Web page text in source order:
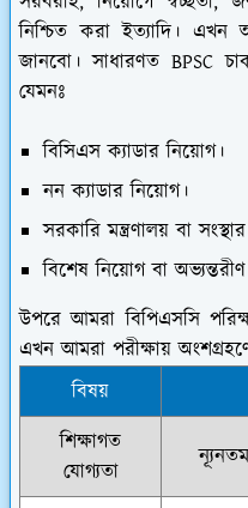
নিশ্চিত করা ইত্যাদি। এখন
জানবো। সাধারণত BPSC
যেমনঃ
বিসিএস ক্যাডার নিয়োগ।
নন ক্যাডার নিয়োগ।
সরকারি মন্ত্রণালয় বা
বিশেষ নিয়োগ বা অভ্যন্তরীণ
উপরে আমরা বিপিএসসি
এখন আমরা পরীক্ষায়
বিষয়
শিক্ষাগত
যোগ্যতা